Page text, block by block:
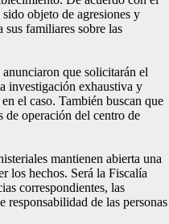
objeto de agresiones y
sus familiares sobre las
que solicitarán el
investigación exhaustiva y
el caso. También buscan que
de operación del centro de
mantienen abierta una
los hechos. Será la Fiscalía
correspondientes, las
responsabilidad de las personas